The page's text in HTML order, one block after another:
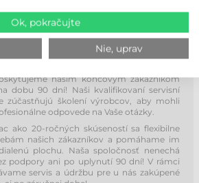
ZDARMA NA 90 DNÍ!
našim koncovým zákazníkom
dobu 90 dní! Naši kvalifikovaní servisní
zúčastňujú školení výrobcov, aby mohli
odpovede na Vaše otázky.
ako 20-ročných skúseností sa flexibilne
našich zákazníkov a pomáhame im
plochu. Naša spoločnosť nenechá
podpory ani po uplynutí 90 dní! V rámci
servis a údržbu pre u nás zakúpené
Ok, pokračujte
Nie, uprav